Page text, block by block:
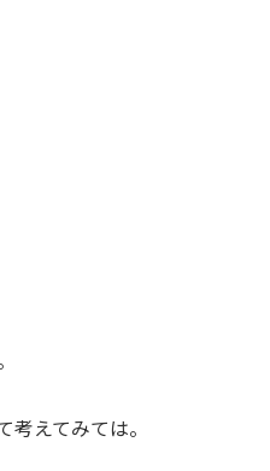
えてみては。